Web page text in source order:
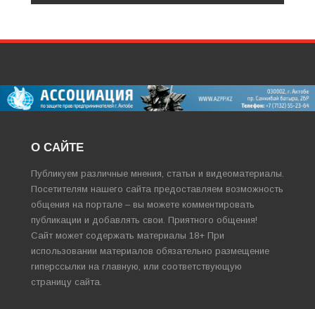
О САЙТЕ
Публикуем различные мнения, статьи и видеоматериалы.
Посетителям нашего сайта предоставляем возможность
общения на портале – вы можете комментировать
публикации и добавлять свои. Приятного общения!
Сайт может содержать материалы 18+ При
использовании материалов обязательно размещение
гиперссылки на главную, или соответствующую
страницу сайта.